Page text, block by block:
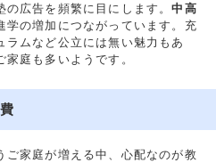
の広告を頻繁に目にします。中高
学の増加につながっています。充
ムなど公立には無い魅力もあ
家庭も多いようです。
ご家庭が増える中、心配なのが教